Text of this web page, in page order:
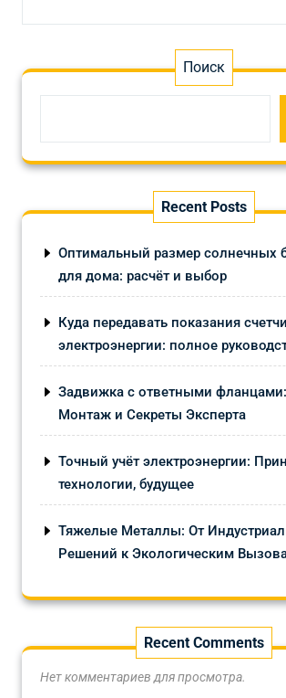
Поиск
Recent Posts
Оптимальный размер солнечных
для дома: расчёт и выбор
Куда передавать показания
электроэнергии: полное
Задвижка с ответными
Монтаж и Секреты Эксперта
Точный учёт электроэнергии:
технологии, будущее
Тяжелые Металлы: От
Решений к Экологическим
Recent Comments
Нет комментариев для просмотра.